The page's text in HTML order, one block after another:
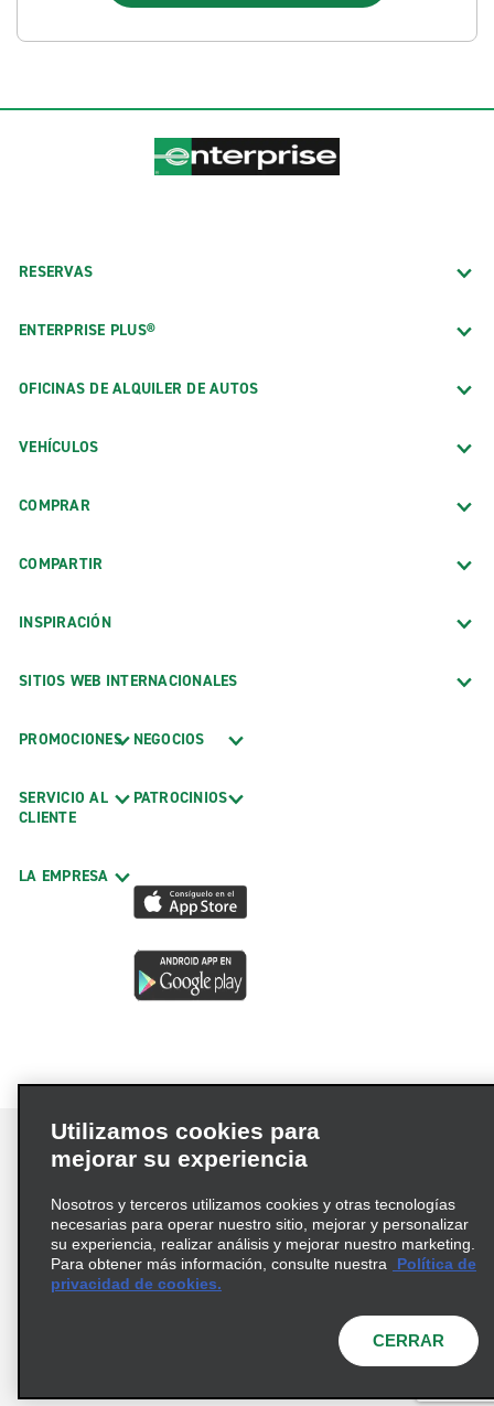
RESERVAS
ENTERPRISE PLUS®
OFICINAS DE ALQUILER DE AUTOS
VEHÍCULOS
COMPRAR
COMPARTIR
INSPIRACIÓN
SITIOS WEB INTERNACIONALES
PROMOCIONES
SERVICIO AL
CLIENTE
LA EMPRESA
NEGOCIOS
PATROCINIOS
Términos de uso
Política de privacidad
Política de cookies
Información de Salud del Consumidor
© 2026 Enterprise Holdings, Inc. Todos los derechos
Utilizamos cookies para
mejorar su experiencia
Nosotros y terceros utilizamos cookies y otras tecnologías
necesarias para operar nuestro sitio, mejorar y personalizar
su experiencia, realizar análisis y mejorar nuestro marketing.
Para obtener más información, consulte nuestra
Política de
privacidad de cookies.
CERRAR